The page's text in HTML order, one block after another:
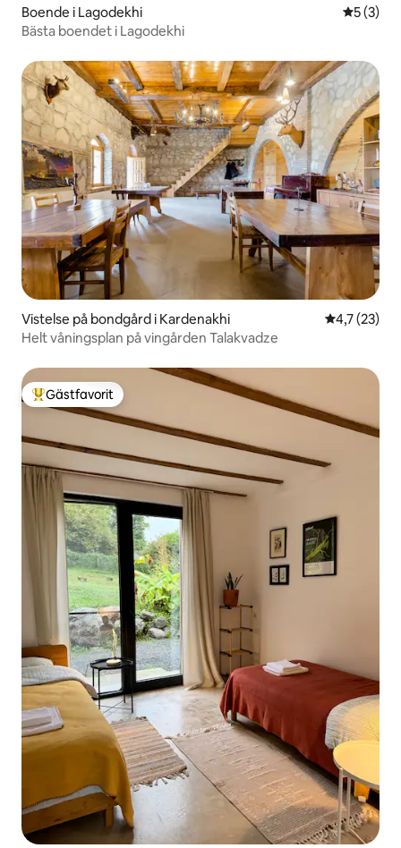
Boende i Lagodekhi 5 av 5 i
5 (3)
Bästa boendet i Lagodekhi
Vistelse på bondgård i Kardenakhi 4,7 av 5 i
4,7 (23)
Helt våningsplan på vingården Talakvadze
Populär gästfavorit
Gästfavorit